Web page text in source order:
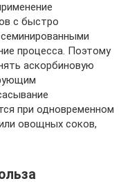
с быстро
процесса. Поэтому
аскорбиновую
при одновременном
овощных соков,